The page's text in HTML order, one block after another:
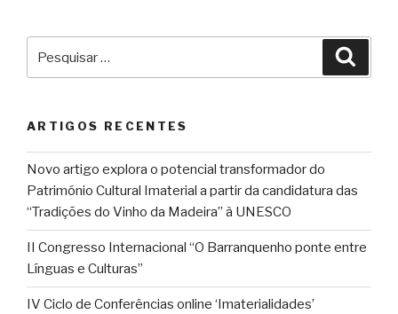
por:
ARTIGOS RECENTES
Novo artigo explora o potencial transformador do
Património Cultural Imaterial a partir da candidatura das
“Tradições do Vinho da Madeira” à UNESCO
II Congresso Internacional “O Barranquenho ponte entre
Línguas e Culturas”
IV Ciclo de Conferências online ‘Imaterialidades’